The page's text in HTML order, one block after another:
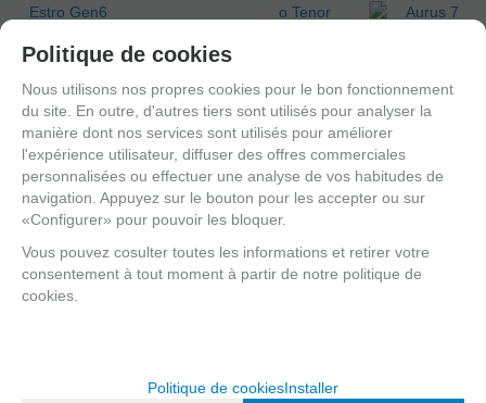
Ligature pour
Clarinette Sib
ou Saxophone
Alto
Silverstein
Ligature
Clarinette Sib
EN STOCK
Couvre bec
Clarinette Mib
ou Sib ou
Saxophone
EN STOCK
Politique de cookies
Nous utilisons nos propres cookies pour le bon fonctionnement
du site. En outre, d'autres tiers sont utilisés pour analyser la
manière dont nos services sont utilisés pour améliorer
l'expérience utilisateur, diffuser des offres commerciales
personnalisées ou effectuer une analyse de vos habitudes de
navigation. Appuyez sur le bouton pour les accepter ou sur
«Configurer» pour pouvoir les bloquer.
Vous pouvez cosulter toutes les informations et retirer votre
consentement à tout moment à partir de notre politique de
cookies.
Politique de cookiesInstaller